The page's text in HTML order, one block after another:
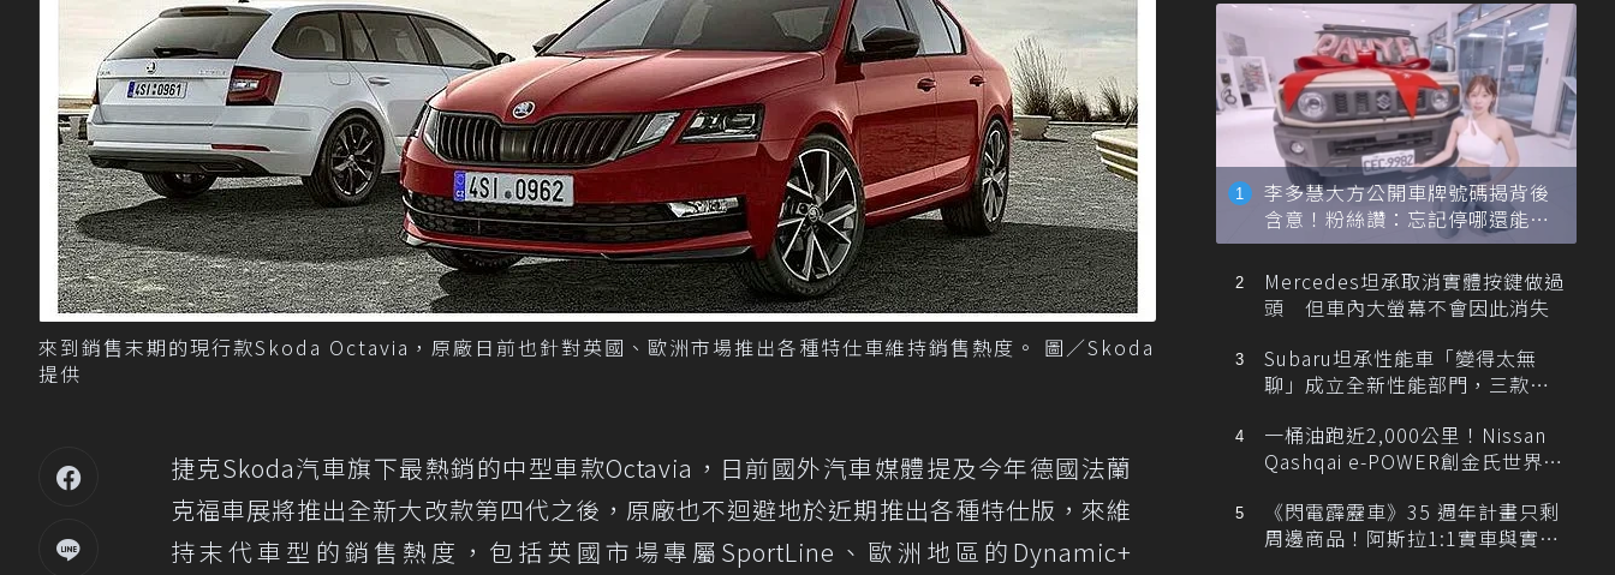
來到銷售末期的現行款Skoda Octavia，原廠日前也針對英國、歐洲市場推出各種特仕車維持銷售熱度。 圖／Skoda
提供
捷克Skoda汽車旗下最熱銷的中型車款Octavia，日前國外汽車媒體提及今年德國法蘭
克福車展將推出全新大改款第四代之後，原廠也不迴避地於近期推出各種特仕版，來維
持末代車型的銷售熱度，包括英國市場專屬SportLine、歐洲地區的Dynamic+
李多慧大方公開車牌號碼揭背後
含意！粉絲讚：忘記停哪還能幫
忙找車
Mercedes坦承取消實體按鍵做過
頭 但車內大螢幕不會因此消失
Subaru坦承性能車「變得太無
聊」成立全新性能部門，三款手
一桶油跑近2,000公里！Nissan
Qashqai e-POWER創金氏世界紀
《閃電霹靂車》35 週年計畫只剩
周邊商品！阿斯拉1:1實車與實體